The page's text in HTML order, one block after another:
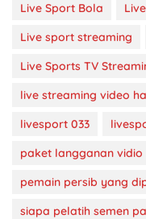
Live Sport Bola
Live sport streaming
Live Sports TV
live streaming video
livesport 033
paket langganan vidio
pemain persib yang
siapa pelatih semen